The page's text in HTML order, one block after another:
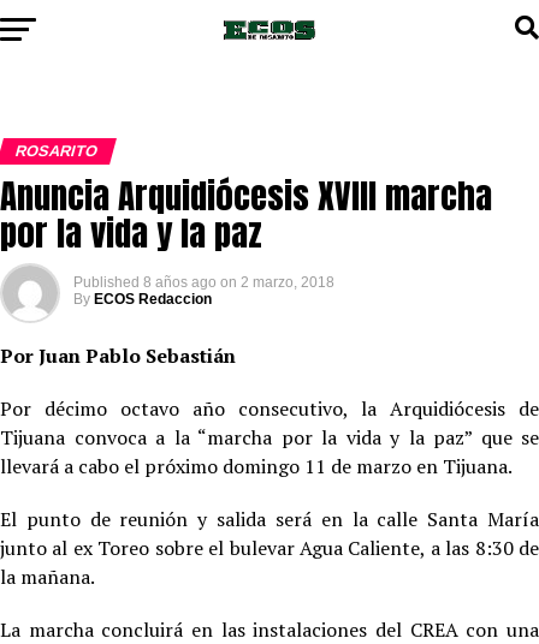
ROSARITO
Anuncia Arquidiócesis XVIII marcha
por la vida y la paz
Published 8 años ago on 2 marzo, 2018
By ECOS Redaccion
Por Juan Pablo Sebastián
Por décimo octavo año consecutivo, la Arquidiócesis de
Tijuana convoca a la “marcha por la vida y la paz” que se
llevará a cabo el próximo domingo 11 de marzo en Tijuana.
El punto de reunión y salida será en la calle Santa María
junto al ex Toreo sobre el bulevar Agua Caliente, a las 8:30 de
la mañana.
La marcha concluirá en las instalaciones del CREA con una